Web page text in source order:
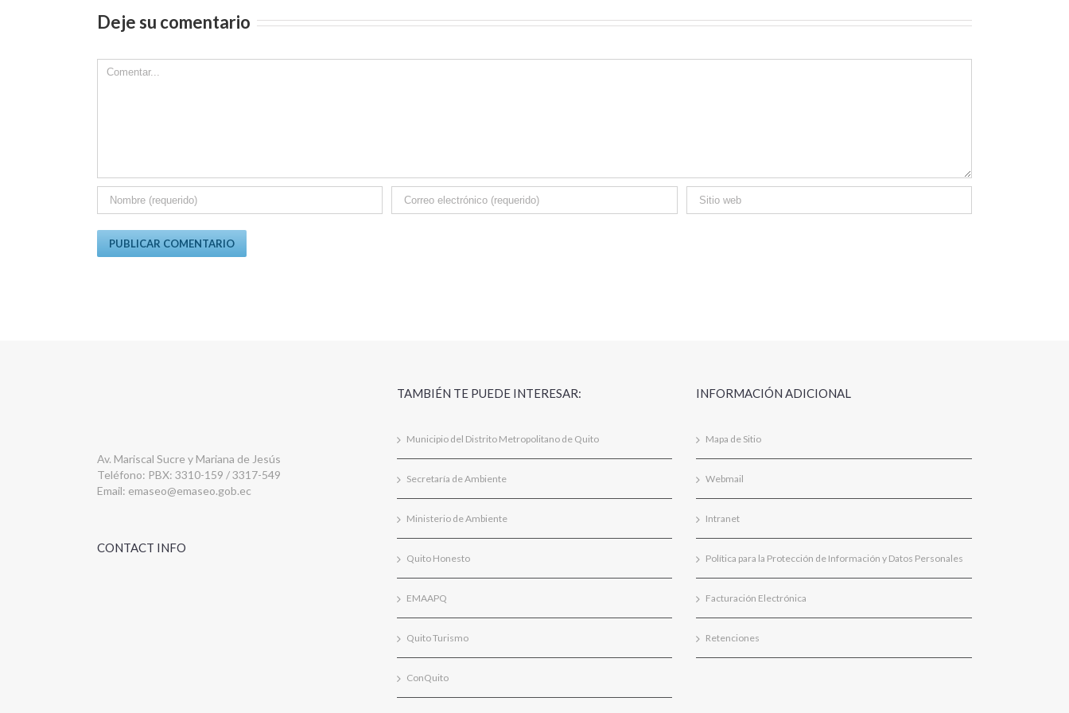
Deje su comentario
Comment
Av. Mariscal Sucre y Mariana de Jesús
Teléfono: PBX: 3310-159 / 3317-549
Email: emaseo@emaseo.gob.ec
CONTACT INFO
TAMBIÉN TE PUEDE INTERESAR:
Municipio del Distrito Metropolitano de Quito
Secretaría de Ambiente
Ministerio de Ambiente
Quito Honesto
EMAAPQ
Quito Turismo
ConQuito
INFORMACIÓN ADICIONAL
Mapa de Sitio
Webmail
Intranet
Política para la Protección de Información y Datos Personales
Facturación Electrónica
Retenciones